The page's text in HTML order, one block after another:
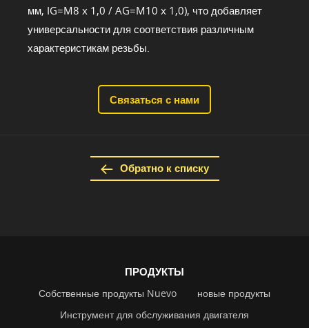
мм, IG=M8 x 1,0 / AG=M10 x 1,0), что добавляет
универсальности для соответствия различным
характеристикам резьбы.
Связаться с нами
Обратно к списку
ПРОДУКТЫ
Собственные продукты Nuevo
новые продукты
Инструмент для обслуживания двигателя